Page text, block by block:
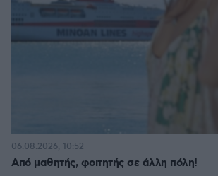
Από μαθητής, φοιτητής σε άλλη πόλη!
06.08.2026, 10:52